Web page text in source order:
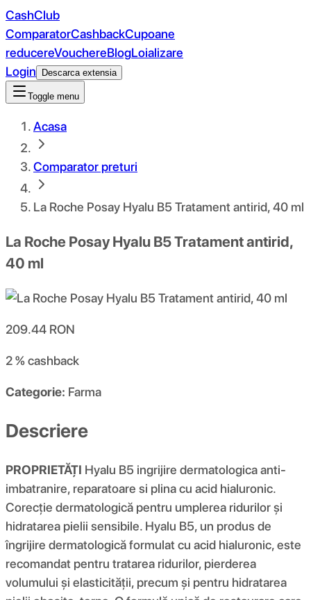
CashClub
ComparatorCashbackCupoane
reducereVouchereBlogLoializare
Login
Descarca extensia
Toggle menu
Acasa
Comparator preturi
La Roche Posay Hyalu B5 Tratament antirid, 40 ml
La Roche Posay Hyalu B5 Tratament antirid,
40 ml
209.44 RON
2 %cashback
Categorie: Farma
Descriere
PROPRIETĂȚI Hyalu B5 ingrijire dermatologica anti-
imbatranire, reparatoare si plina cu acid hialuronic.
Corecție dermatologică pentru umplerea ridurilor și
hidratarea pielii sensibile. Hyalu B5, un produs de
îngrijire dermatologică formulat cu acid hialuronic, este
recomandat pentru tratarea ridurilor, pierderea
volumului și elasticității, precum și pentru hidratarea